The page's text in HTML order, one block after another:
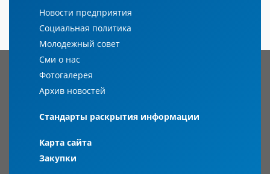
Новости предприятия
Социальная политика
Молодежный совет
Сми о нас
Фотогалерея
Архив новостей
Стандарты раскрытия информации
Карта сайта
Закупки